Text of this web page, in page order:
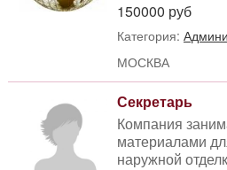
150000 руб
Категория:
МОСКВА
Секретарь
Компания
материалами
наружной